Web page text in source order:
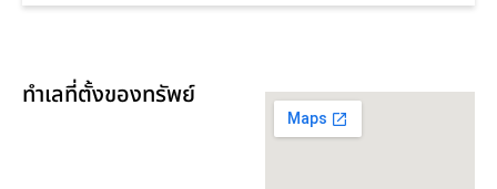
ทำเลที่ตั้งของทรัพย์